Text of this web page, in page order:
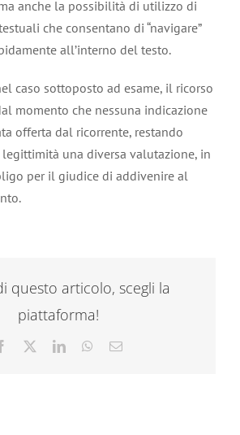
anche la possibilità di utilizzo di
che consentano di “navigare”
all’interno del testo.
caso sottoposto ad esame, il ricorso
momento che nessuna indicazione
offerta dal ricorrente, restando
una diversa valutazione, in
per il giudice di addivenire al
questo articolo, scegli la
piattaforma!
Facebook LinkedInWhatsApp
Email